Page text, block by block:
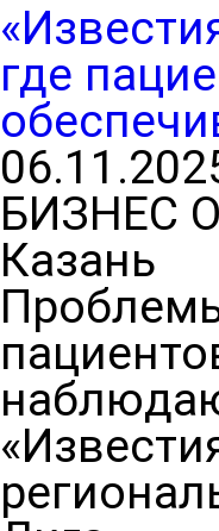
где
БИЗНЕС
Казань